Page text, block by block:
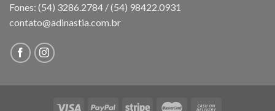
Fones: (54) 3286.2784 / (54) 98422.0931
contato@adinastia.com.br